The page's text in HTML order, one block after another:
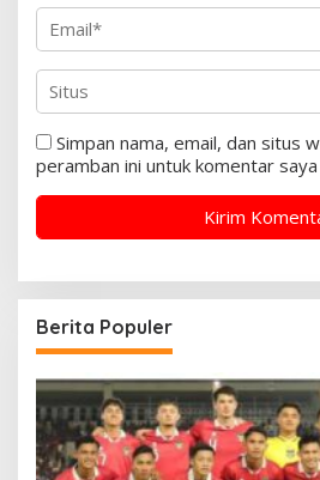
Simpan nama, email, dan situs
peramban ini untuk komentar
Berita Populer